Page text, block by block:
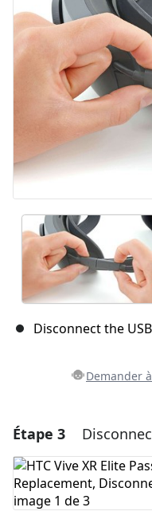
Disconnect the
Demander
Ajouter un
Étape 3